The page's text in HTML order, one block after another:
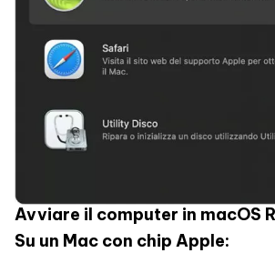
Avviare il computer in macOS
Su un Mac con chip Apple: